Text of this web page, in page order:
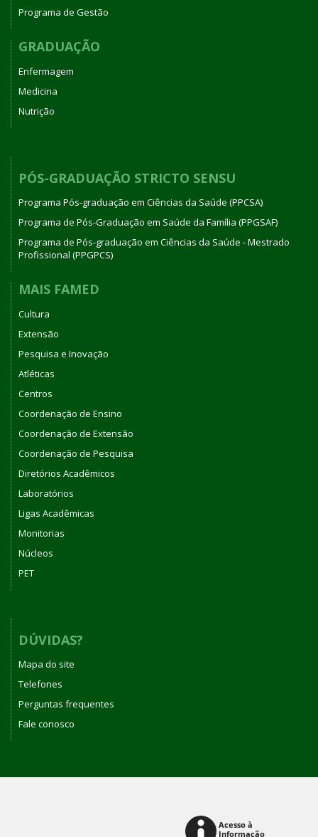
Programa de Gestão
GRADUAÇÃO
Enfermagem
Medicina
Nutrição
PÓS-GRADUAÇÃO STRICTO SENSU
Programa Pós-graduação em Ciências da Saúde (PPCSA)
Programa de Pós-Graduação em Saúde da Família (PPGSAF)
Programa de Pós-graduação em Ciências da Saúde - Mestrado
Profissional (PPGPCS)
MAIS FAMED
Cultura
Extensão
Pesquisa e Inovação
Atléticas
Centros
Coordenação de Ensino
Coordenação de Extensão
Coordenação de Pesquisa
Diretórios Acadêmicos
Laboratórios
Ligas Acadêmicas
Monitorias
Núcleos
PET
DÚVIDAS?
Mapa do site
Telefones
Perguntas frequentes
Fale conosco